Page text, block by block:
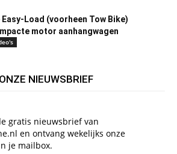
Easy-Load (voorheen Tow Bike)
motor aanhangwagen
NIEUWSBRIEF
gratis nieuwsbrief van
en ontvang wekelijks onze
je mailbox.